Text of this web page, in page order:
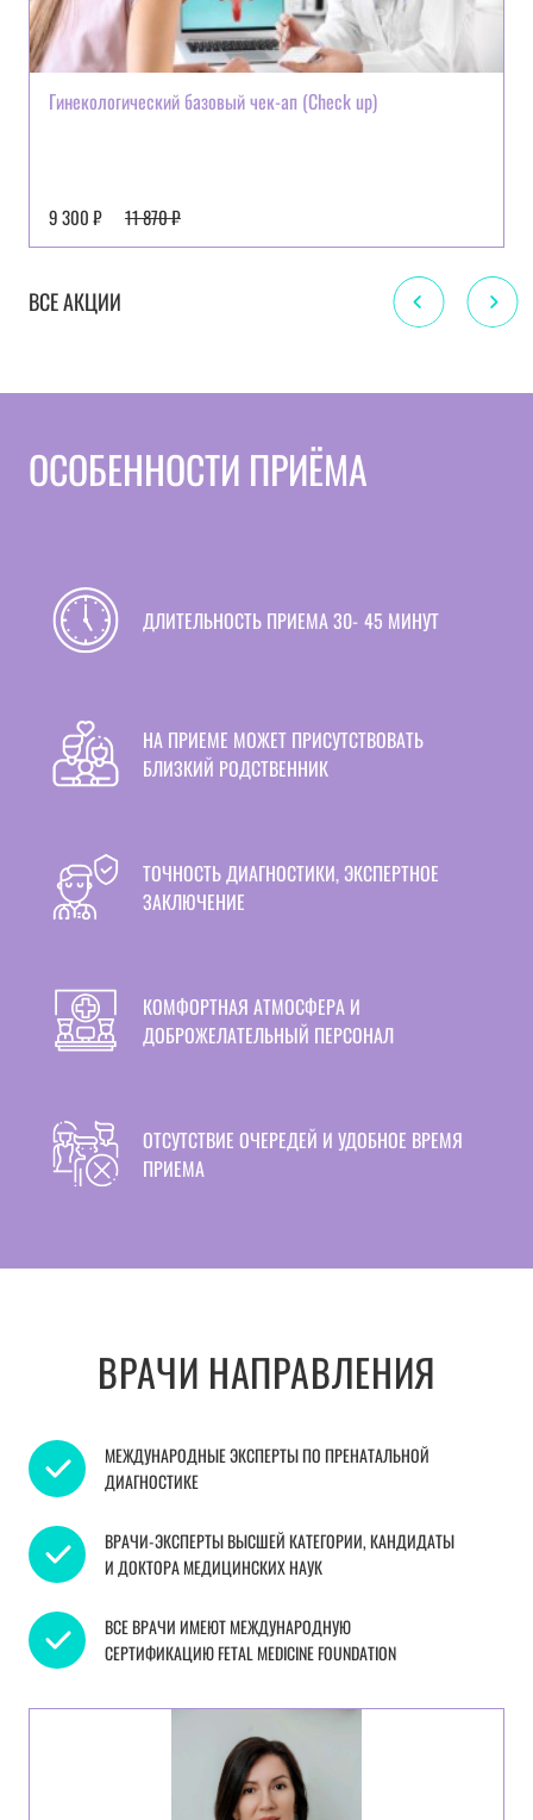
Гинекологический базовый чек-ап (Check up)
9 300 ₽ 11 870 ₽
ПОДРОБНЕЕ
ВСЕ АКЦИИ
ОСОБЕННОСТИ ПРИЁМА
ДЛИТЕЛЬНОСТЬ ПРИЕМА 30‑45 МИНУТ
НА ПРИЕМЕ МОЖЕТ ПРИСУТСТВОВАТЬ
БЛИЗКИЙ РОДСТВЕННИК
ТОЧНОСТЬ ДИАГНОСТИКИ, ЭКСПЕРТНОЕ
ЗАКЛЮЧЕНИЕ
КОМФОРТНАЯ АТМОСФЕРА И
ДОБРОЖЕЛАТЕЛЬНЫЙ ПЕРСОНАЛ
ОТСУТСТВИЕ ОЧЕРЕДЕЙ И УДОБНОЕ ВРЕМЯ
ПРИЕМА
ВРАЧИ НАПРАВЛЕНИЯ
МЕЖДУНАРОДНЫЕ ЭКСПЕРТЫ ПО ПРЕНАТАЛЬНОЙ
ДИАГНОСТИКЕ
ВРАЧИ-ЭКСПЕРТЫ ВЫСШЕЙ КАТЕГОРИИ, КАНДИДАТЫ
И ДОКТОРА МЕДИЦИНСКИХ НАУК
ВСЕ ВРАЧИ ИМЕЮТ МЕЖДУНАРОДНУЮ
СЕРТИФИКАЦИЮ FETAL MEDICINE FOUNDATION